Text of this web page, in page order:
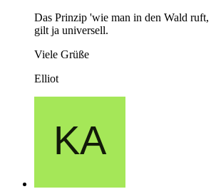
Das Prinzip 'wie man in den Wald ruft,
gilt ja universell.
Viele Grüße
Elliot